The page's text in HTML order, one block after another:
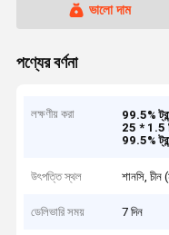
ভালো দাম
পণ্যের বর্ণনা
লক্ষণীয় করা 99.5%
25 * 1.5
99.5%
উৎপত্তি স্থল শানসি,
ডেলিভারি সময় 7 দিন